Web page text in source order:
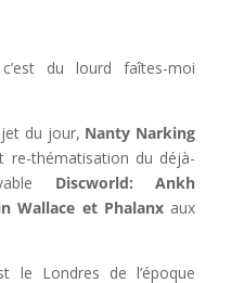
du lourd faîtes-moi
du jour, Nanty Narking
thématisation du déjà-
Discworld: Ankh
Wallace et Phalanxaux
le Londres de l’époque